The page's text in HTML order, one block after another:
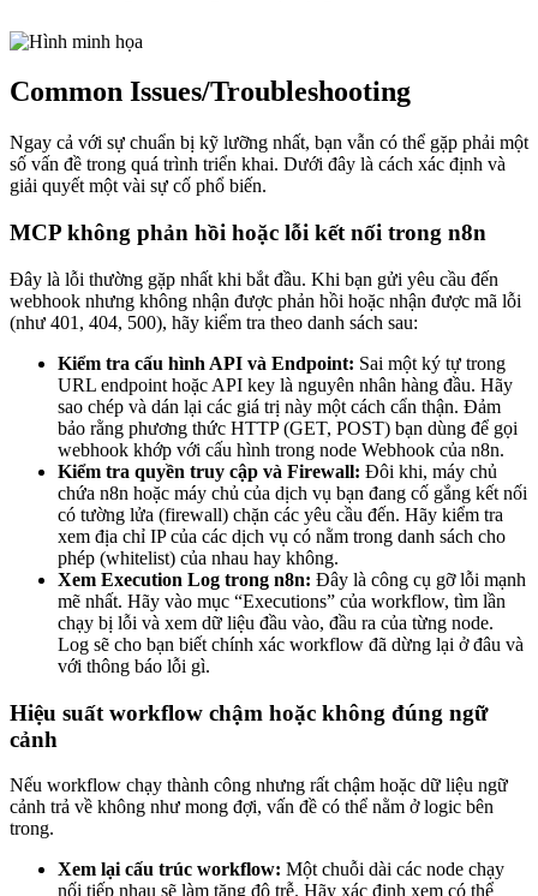
Common Issues/Troubleshooting
Ngay cả với sự chuẩn bị kỹ lưỡng nhất, bạn vẫn có thể gặp phải một
số vấn đề trong quá trình triển khai. Dưới đây là cách xác định và
giải quyết một vài sự cố phổ biến.
MCP không phản hồi hoặc lỗi kết nối trong n8n
Đây là lỗi thường gặp nhất khi bắt đầu. Khi bạn gửi yêu cầu đến
webhook nhưng không nhận được phản hồi hoặc nhận được mã lỗi
(như 401, 404, 500), hãy kiểm tra theo danh sách sau:
Kiểm tra cấu hình API và Endpoint: Sai một ký tự trong
URL endpoint hoặc API key là nguyên nhân hàng đầu. Hãy
sao chép và dán lại các giá trị này một cách cẩn thận. Đảm
bảo rằng phương thức HTTP (GET, POST) bạn dùng để gọi
webhook khớp với cấu hình trong node Webhook của n8n.
Kiểm tra quyền truy cập và Firewall: Đôi khi, máy chủ
chứa n8n hoặc máy chủ của dịch vụ bạn đang cố gắng kết nối
có tường lửa (firewall) chặn các yêu cầu đến. Hãy kiểm tra
xem địa chỉ IP của các dịch vụ có nằm trong danh sách cho
phép (whitelist) của nhau hay không.
Xem Execution Log trong n8n: Đây là công cụ gỡ lỗi mạnh
mẽ nhất. Hãy vào mục “Executions” của workflow, tìm lần
chạy bị lỗi và xem dữ liệu đầu vào, đầu ra của từng node.
Log sẽ cho bạn biết chính xác workflow đã dừng lại ở đâu và
với thông báo lỗi gì.
Hiệu suất workflow chậm hoặc không đúng ngữ
cảnh
Nếu workflow chạy thành công nhưng rất chậm hoặc dữ liệu ngữ
cảnh trả về không như mong đợi, vấn đề có thể nằm ở logic bên
trong.
Xem lại cấu trúc workflow: Một chuỗi dài các node chạy
nối tiếp nhau sẽ làm tăng độ trễ. Hãy xác định xem có thể